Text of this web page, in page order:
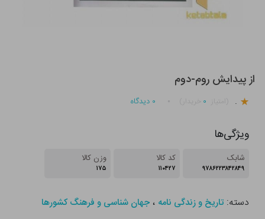
از پیدایش روم-دوم
. ۰ ۰ دیدگاه
ویژگی‌ها
شابک
۹۷۸۶۲۲۳۸۴۲۸۴۹
کد کالا
۱۱۰۴۲۷
وزن کالا
۱۷۵
دسته:تاریخ و زندگی نامه ،جهان شناسی و فرهنگ کشورها